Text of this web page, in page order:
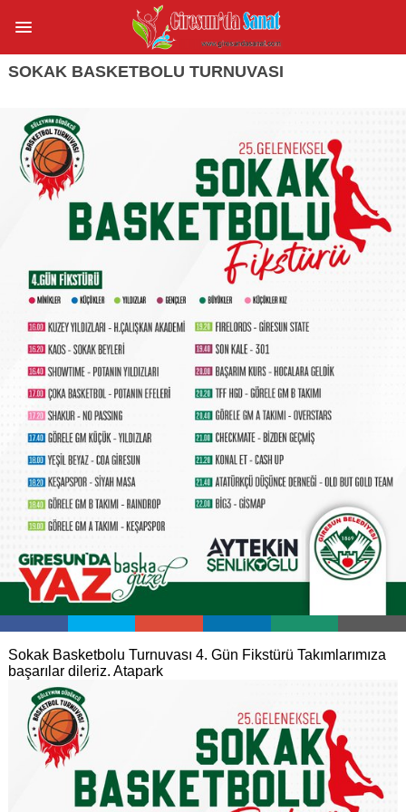
SOKAK BASKETBOLU TURNUVASI
Sokak Basketbolu Turnuvası 4. Gün Fikstürü Takımlarımıza
başarılar dileriz. Atapark